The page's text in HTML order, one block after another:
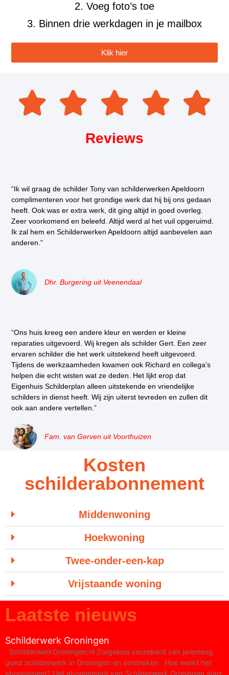
2. Voeg foto’s toe
3. Binnen drie werkdagen in je mailbox
Klik hier
Reviews
“Ik wil graag de schilder Tony van schilderwerken Apeldoorn
complimenteren voor het grondige werk dat hij bij ons gedaan
heeft. Ook was er extra werk, dit ging altijd in goed overleg.
Zeer voorkomend en beleefd. Altijd werd al het vuil opgeruimd.
Ik zal hem en Schilderwerken Apeldoorn altijd aanbevelen aan
anderen.”
Dhr. Burgering uit Veenendaal
“Ons huis kreeg een andere kleur en werden er kleine
reparaties uitgevoerd. Wij kregen als schilder Gert. Een zeer
ervaren schilder die het werk uitstekend heeft uitgevoerd.
Tijdens de werkzaamheden kwamen ook Richard en collega’s
helpen die echt wisten wat ze deden. Het lijkt erop dat
Eigenhuis Schilderplan alleen uitstekende en vriendelijke
schilders in dienst heeft. Wij zijn uiterst tevreden en zullen dit
ook aan andere vertellen.”
Fam. van Gerven uit Voorthuizen
Kosten
schilderabonnement
Middenwoning
Hoekwoning
Twee-onder-een-kap
Vrijstaande woning
Laatste nieuws
Schilderwerk Groningen
SchilderwerkGroningen.nl Zorgeloos verzekerd van jarenlang
goed schilderwerk in Groningen en omstreken Hoe werkt het
abonnement?​ Het abonnement van Schilderwerk Groningen start